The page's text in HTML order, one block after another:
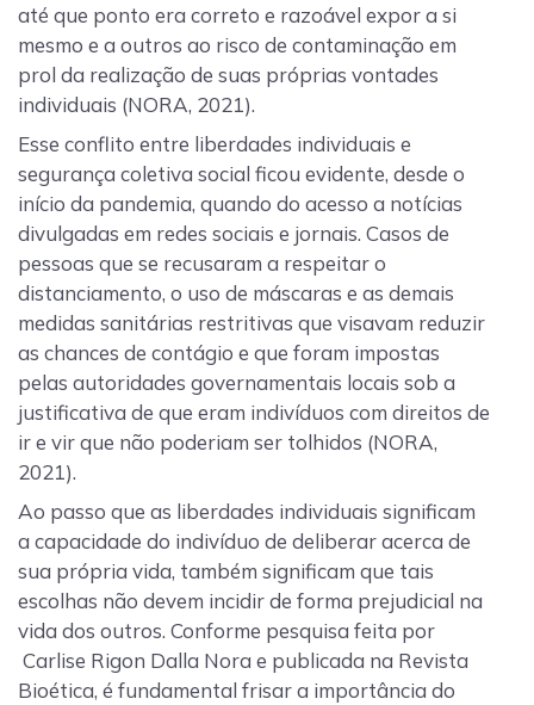
até que ponto era correto e razoável expor a si
mesmo e a outros ao risco de contaminação em
prol da realização de suas próprias vontades
individuais (NORA, 2021).
Esse conflito entre liberdades individuais e
segurança coletiva social ficou evidente, desde o
início da pandemia, quando do acesso a notícias
divulgadas em redes sociais e jornais. Casos de
pessoas que se recusaram a respeitar o
distanciamento, o uso de máscaras e as demais
medidas sanitárias restritivas que visavam reduzir
as chances de contágio e que foram impostas
pelas autoridades governamentais locais sob a
justificativa de que eram indivíduos com direitos de
ir e vir que não poderiam ser tolhidos (NORA,
2021).
Ao passo que as liberdades individuais significam
a capacidade do indivíduo de deliberar acerca de
sua própria vida, também significam que tais
escolhas não devem incidir de forma prejudicial na
vida dos outros. Conforme pesquisa feita por
Carlise Rigon Dalla Nora e publicada na Revista
Bioética, é fundamental frisar a importância do